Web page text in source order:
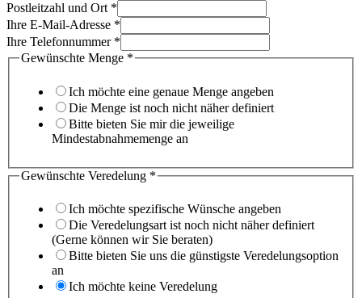
Postleitzahl und Ort *
Ihre E-Mail-Adresse *
Ihre Telefonnummer *
Gewünschte Menge *
Ich möchte eine genaue Menge angeben
Die Menge ist noch nicht näher definiert
Bitte bieten Sie mir die jeweilige
Mindestabnahmemenge an
Gewünschte Veredelung *
Ich möchte spezifische Wünsche angeben
Die Veredelungsart ist noch nicht näher definiert
(Gerne können wir Sie beraten)
Bitte bieten Sie uns die günstigste Veredelungsoption
an
Ich möchte keine Veredelung